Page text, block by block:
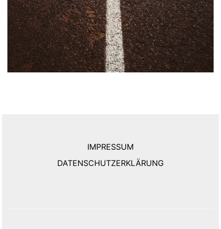
IMPRESSUM
DATENSCHUTZERKLÄRUNG